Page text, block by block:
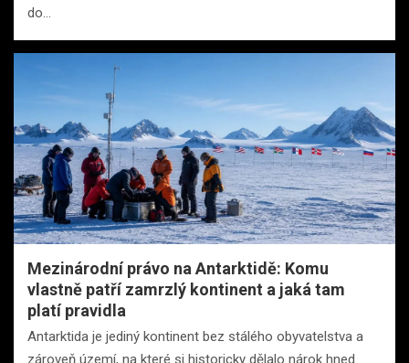
do…
Mezinárodní právo na Antarktidě: Komu
vlastně patří zamrzlý kontinent a jaká tam
platí pravidla
Antarktida je jediný kontinent bez stálého obyvatelstva a